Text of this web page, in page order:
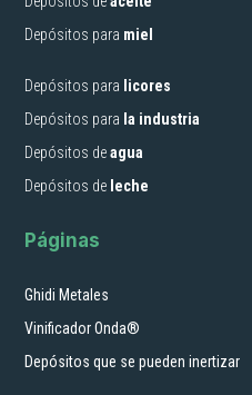
Depósitos para miel
Depósitos para licores
Depósitos para la industria
Depósitos deagua
Depósitos de leche
Páginas
Ghidi Metales
Vinificador Onda®
Depósitos que se pueden inertizar